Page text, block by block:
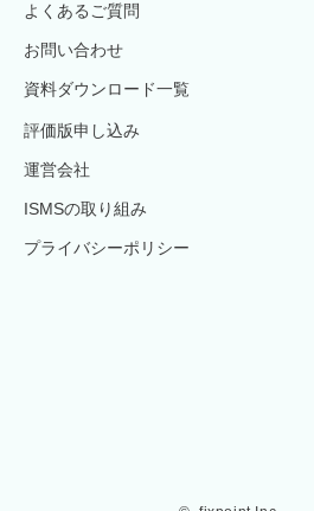
よくあるご質問
お問い合わせ
資料ダウンロード一覧
評価版申し込み
運営会社
ISMSの取り組み
プライバシーポリシー